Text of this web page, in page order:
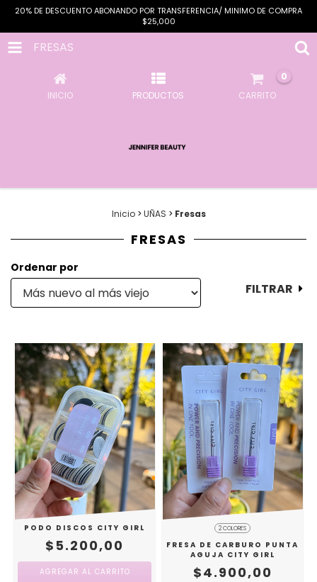
20% DE DESCUENTO ABONANDO POR TRANSFERENCIA/ MINIMO DE COMPRA
$25,000
FRESAS
INICIO PRODUCTOS CARRITO
0
Inicio > UÑAS > Fresas
FRESAS
Ordenar por
FILTRAR
PODO DISCOS CITY GIRL
$5.200,00
2 COLORES
FRESA DE CARBURO PUNTA
AGUJA CITY GIRL
$4.900,00